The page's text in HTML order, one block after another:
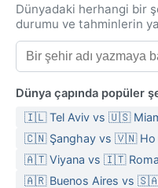
Dünyadaki herhangi bir
durumu ve tahminlerin
Dünya çapında popüler
🇮🇱 Tel Aviv vs 🇺🇸
🇨🇳 Şanghay vs 🇻🇳 Ho
🇦🇹 Viyana vs 🇮🇹 Roma
🇦🇷 Buenos Aires vs 🇸🇦